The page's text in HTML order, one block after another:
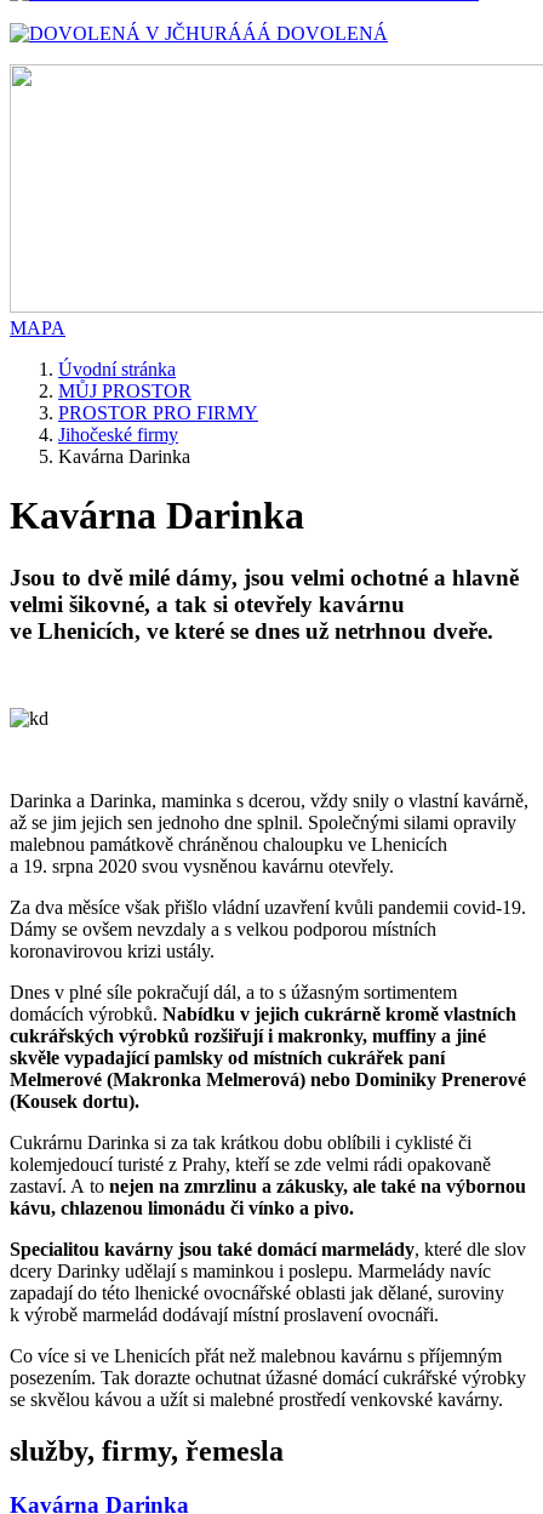
HURÁÁÁ DOVOLENÁ
MAPA
Úvodní stránka
MŮJ PROSTOR
PROSTOR PRO FIRMY
Jihočeské firmy
Kavárna Darinka
Kavárna Darinka
Jsou to dvě milé dámy, jsou velmi ochotné a hlavně
velmi šikovné, a tak si otevřely kavárnu
ve Lhenicích, ve které se dnes už netrhnou dveře.
Darinka a Darinka, maminka s dcerou, vždy snily o vlastní kavárně,
až se jim jejich sen jednoho dne splnil. Společnými silami opravily
malebnou památkově chráněnou chaloupku ve Lhenicích
a 19. srpna 2020 svou vysněnou kavárnu otevřely.
Za dva měsíce však přišlo vládní uzavření kvůli pandemii covid-19.
Dámy se ovšem nevzdaly a s velkou podporou místních
koronavirovou krizi ustály.
Dnes v plné síle pokračují dál, a to s úžasným sortimentem
domácích výrobků. Nabídku v jejich cukrárně kromě vlastních
cukrářských výrobků rozšiřují i makronky, muffiny a jiné
skvěle vypadající pamlsky od místních cukrářek paní
Melmerové (Makronka Melmerová) nebo Dominiky Prenerové
(Kousek dortu).
Cukrárnu Darinka si za tak krátkou dobu oblíbili i cyklisté či
kolemjedoucí turisté z Prahy, kteří se zde velmi rádi opakovaně
zastaví. A to nejen na zmrzlinu a zákusky, ale také na výbornou
kávu, chlazenou limonádu či vínko a pivo.
Specialitou kavárny jsou také domácí marmelády, které dle slov
dcery Darinky udělají s maminkou i poslepu. Marmelády navíc
zapadají do této lhenické ovocnářské oblasti jak dělané, suroviny
k výrobě marmelád dodávají místní proslavení ovocnáři.
Co více si ve Lhenicích přát než malebnou kavárnu s příjemným
posezením. Tak dorazte ochutnat úžasné domácí cukrářské výrobky
se skvělou kávou a užít si malebné prostředí venkovské kavárny.
služby, firmy, řemesla
Kavárna Darinka